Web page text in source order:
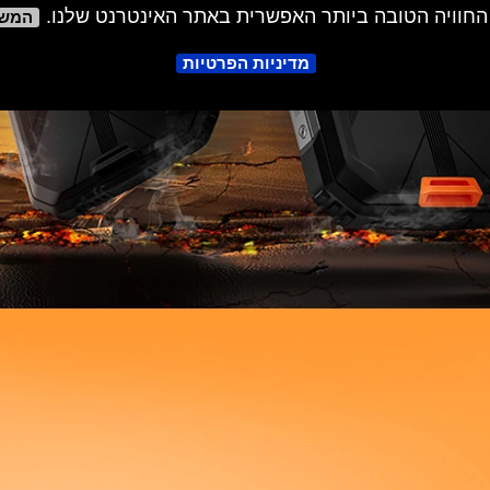
הטובה ביותר האפשרית באתר האינטרנט שלנו.
מדיניות הפרטיות